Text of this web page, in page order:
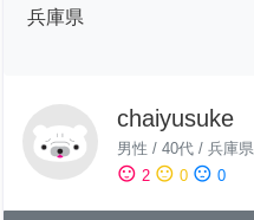
兵庫県
chaiyusuke
男性 / 40代/ 兵庫県
sentiment_satisfied 2 sentiment_neutral 0 sentiment_dissatisfied 0